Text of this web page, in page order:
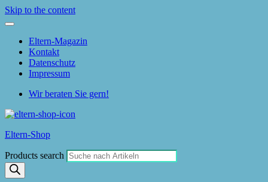
Skip to the content
Eltern-Magazin
Kontakt
Datenschutz
Impressum
Wir beraten Sie gern!
Eltern-Shop
Products search